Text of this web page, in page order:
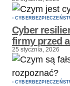
Cyber
firmy przed
25 stycznia, 2026